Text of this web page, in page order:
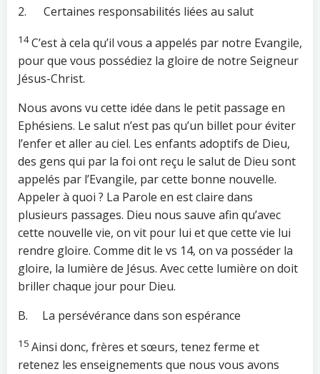
2. Certaines responsabilités liées au salut
14C’est à cela qu’il vous a appelés par notre Evangile,
pour que vous possédiez la gloire de notre Seigneur
Jésus-Christ.
Nous avons vu cette idée dans le petit passage en
Ephésiens. Le salut n’est pas qu’un billet pour éviter
l’enfer et aller au ciel. Les enfants adoptifs de Dieu,
des gens qui par la foi ont reçu le salut de Dieu sont
appelés par l’Evangile, par cette bonne nouvelle.
Appeler à quoi ? La Parole en est claire dans
plusieurs passages. Dieu nous sauve afin qu’avec
cette nouvelle vie, on vit pour lui et que cette vie lui
rendre gloire. Comme dit le vs 14, on va posséder la
gloire, la lumière de Jésus. Avec cette lumière on doit
briller chaque jour pour Dieu.
B. La persévérance dans son espérance
15 Ainsi donc, frères et sœurs, tenez ferme et
retenez les enseignements que nous vous avons